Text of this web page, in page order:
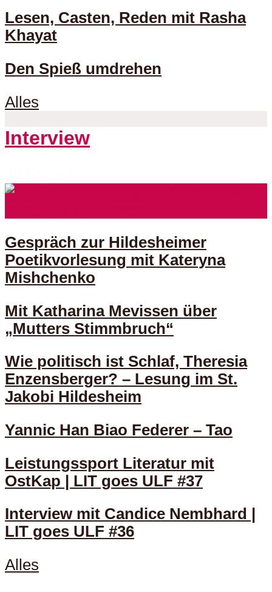
Lesen, Casten, Reden mit Rasha
Khayat
Den Spieß umdrehen
Alles
Interview
Gespräch zur Hildesheimer
Poetikvorlesung mit Kateryna
Mishchenko
Mit Katharina Mevissen über
„Mutters Stimmbruch“
Wie politisch ist Schlaf, Theresia
Enzensberger? – Lesung im St.
Jakobi Hildesheim
Yannic Han Biao Federer – Tao
Leistungssport Literatur mit
OstKap | LIT goes ULF #37
Interview mit Candice Nembhard |
LIT goes ULF #36
Alles